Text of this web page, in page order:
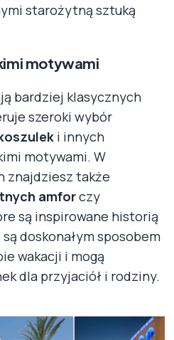
starożytną sztuką
motywami
bardziej klasycznych
szeroki wybór
i innych
motywami. W
znajdziesz także
amforczy
są inspirowane historią
doskonałym sposobem
wakacji i mogą
dla przyjaciół i rodziny.